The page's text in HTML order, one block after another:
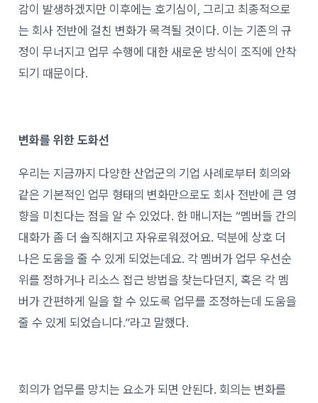
감이 발생하겠지만 이후에는 호기심이, 그리고 최종적으로
는 회사 전반에 걸친 변화가 목격될 것이다. 이는 기존의 규
정이 무너지고 업무 수행에 대한 새로운 방식이 조직에 안착
되기 때문이다.
변화를 위한 도화선
우리는 지금까지 다양한 산업군의 기업 사례로부터 회의와
같은 기본적인 업무 형태의 변화만으로도 회사 전반에 큰 영
향을 미친다는 점을 알 수 있었다. 한 매니저는 “멤버들 간의
대화가 좀 더 솔직해지고 자유로워졌어요. 덕분에 상호 더
나은 도움을 줄 수 있게 되었는데요. 각 멤버가 업무 우선순
위를 정하거나 리소스 접근 방법을 찾는다던지, 혹은 각 멤
버가 간편하게 일을 할 수 있도록 업무를 조정하는데 도움을
줄 수 있게 되었습니다.”라고 말했다.
회의가 업무를 망치는 요소가 되면 안된다. 회의는 변화를